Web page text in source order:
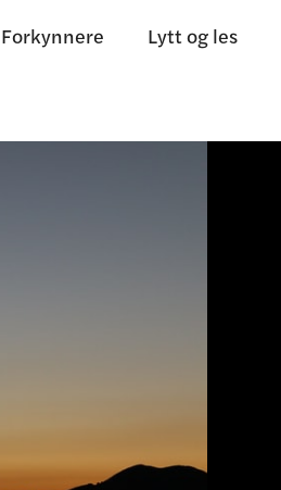
Forkynnere Lytt og les